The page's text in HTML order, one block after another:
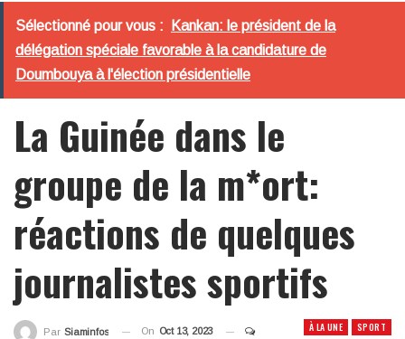
Sélectionné pour vous :
Kankan: le président de la
délégation spéciale favorable à la candidature de
Doumbouya à l'élection présidentielle
La Guinée dans le
groupe de la m*ort:
réactions de quelques
journalistes sportifs
À LA UNE SPORT
Par Siaminfos On Oct 13, 2023